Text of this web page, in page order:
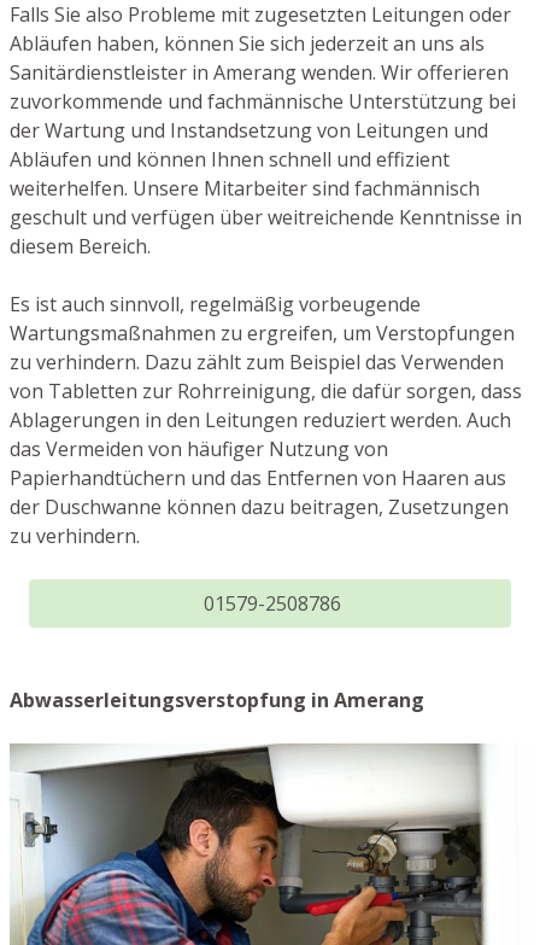
Falls Sie also Probleme mit zugesetzten Leitungen oder
Abläufen haben, können Sie sich jederzeit an uns als
Sanitärdienstleister in Amerang wenden. Wir offerieren
zuvorkommende und fachmännische Unterstützung bei
der Wartung und Instandsetzung von Leitungen und
Abläufen und können Ihnen schnell und effizient
weiterhelfen. Unsere Mitarbeiter sind fachmännisch
geschult und verfügen über weitreichende Kenntnisse in
diesem Bereich.
Es ist auch sinnvoll, regelmäßig vorbeugende
Wartungsmaßnahmen zu ergreifen, um Verstopfungen
zu verhindern. Dazu zählt zum Beispiel das Verwenden
von Tabletten zur Rohrreinigung, die dafür sorgen, dass
Ablagerungen in den Leitungen reduziert werden. Auch
das Vermeiden von häufiger Nutzung von
Papierhandtüchern und das Entfernen von Haaren aus
der Duschwanne können dazu beitragen, Zusetzungen
zu verhindern.
01579-2508786
Abwasserleitungsverstopfung in Amerang